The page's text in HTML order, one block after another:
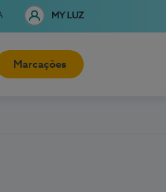
MY LUZ
Marcações